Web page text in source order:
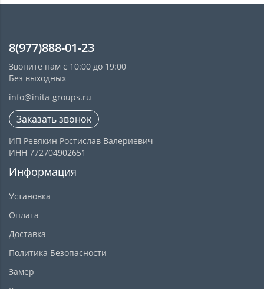
8(977)888-01-23
Звоните нам с 10:00 до 19:00
Без выходных
info@inita-groups.ru
Заказать звонок
ИП Ревякин Ростислав Валериевич
ИНН 772704902651
Информация
Установка
Оплата
Доставка
Политика Безопасности
Замер